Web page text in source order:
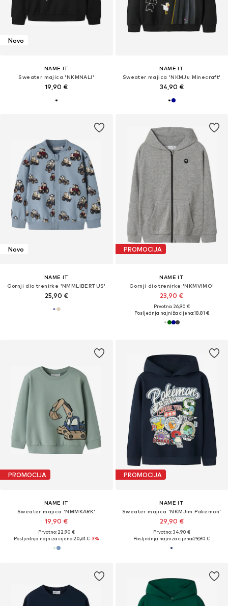
Novo
NAME IT
Sweater majica 'NKMNALI'
19,90 €
NAME IT
Sweater majica 'NKMJu Minecraft'
34,90 €
Novo
NAME IT
Gornji dio trenirke 'NMMLIBERTUS'
25,90 €
PROMOCIJA
NAME IT
Gornji dio trenirke 'NKMVIMO'
23,90 €
Prvotno: 26,90 €
Posljednja najniža cijena:18,81 €
PROMOCIJA
NAME IT
Sweater majica 'NMMKARK'
19,90 €
Prvotno: 22,90 €
Posljednja najniža cijena:20,61 €-3%
PROMOCIJA
NAME IT
Sweater majica 'NKMJim Pokemon'
29,90 €
Prvotno: 34,90 €
Posljednja najniža cijena:29,90 €